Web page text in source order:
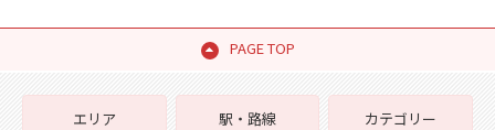
PAGE TOP
エリア
駅・路線
カテゴリー